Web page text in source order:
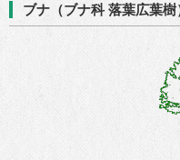
ブナ（ブナ科 落葉広葉樹